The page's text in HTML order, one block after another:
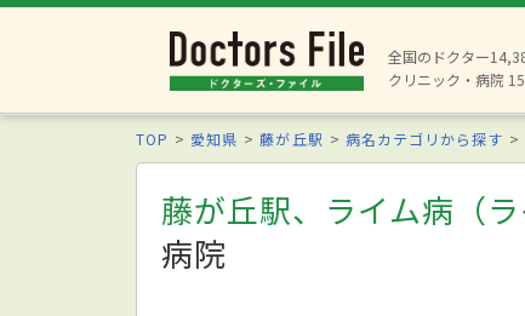
全国のドクター
クリニック・病院
TOP 愛知県 藤が丘駅 病名カテゴリから探す
藤が丘駅、ライム病（ラ
病院